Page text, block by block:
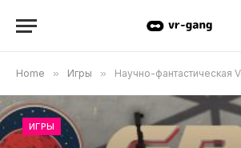
Home » Игры » Научно-фантастическая VR-игра на выживание в духе ‘Rust’, ‘GRIM’,
ИГРЫ